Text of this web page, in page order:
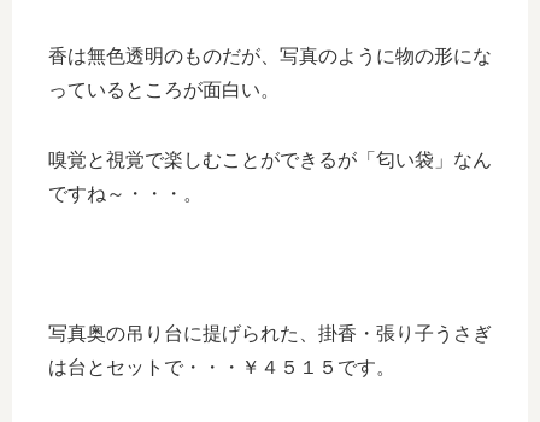
香は無色透明のものだが、写真のように物の形にな
っているところが面白い。
嗅覚と視覚で楽しむことができるが「匂い袋」なん
ですね～・・・。
写真奥の吊り台に提げられた、掛香・張り子うさぎ
は台とセットで・・・￥４５１５です。